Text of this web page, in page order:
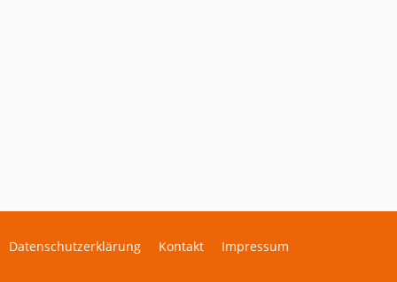
Datenschutzerklärung Kontakt Impressum